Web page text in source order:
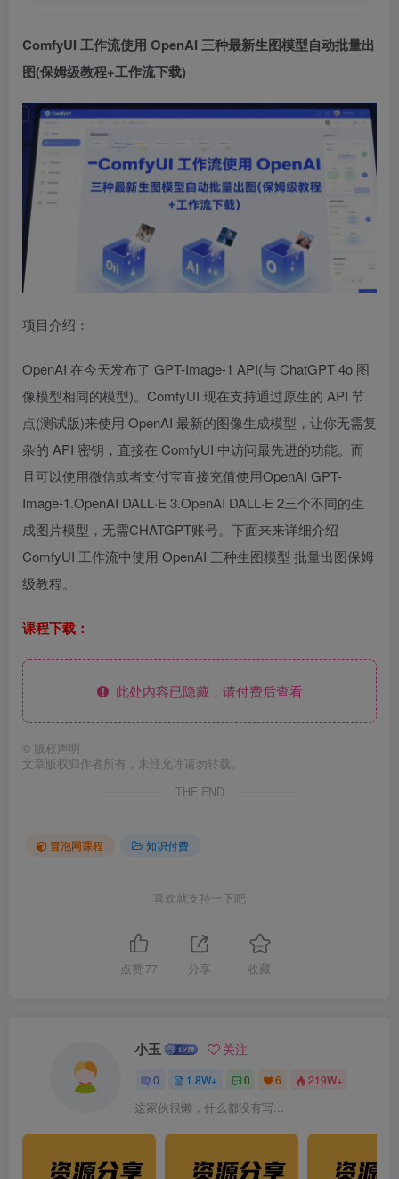
ComfyUI 工作流使用 OpenAI 三种最新生图模型自动批量出
图(保姆级教程+工作流下载)
项目介绍：
OpenAI 在今天发布了 GPT-Image-1 API(与 ChatGPT 4o 图
像模型相同的模型)。ComfyUI 现在支持通过原生的 API 节
点(测试版)来使用 OpenAI 最新的图像生成模型，让你无需复
杂的 API 密钥，直接在 ComfyUI 中访问最先进的功能。而
且可以使用微信或者支付宝直接充值使用OpenAI GPT-
Image-1.OpenAI DALL·E 3.OpenAI DALL·E 2三个不同的生
成图片模型，无需CHATGPT账号。下面来来详细介绍
ComfyUI 工作流中使用 OpenAI 三种生图模型 批量出图保姆
级教程。
课程下载：
此处内容已隐藏，请付费后查看
© 版权声明
文章版权归作者所有，未经允许请勿转载。
THE END
冒泡网课程 知识付费
喜欢就支持一下吧
点赞 77 分享 收藏
小玉 关注
0 1.8W+ 0 6 219W+
这家伙很懒，什么都没有写...